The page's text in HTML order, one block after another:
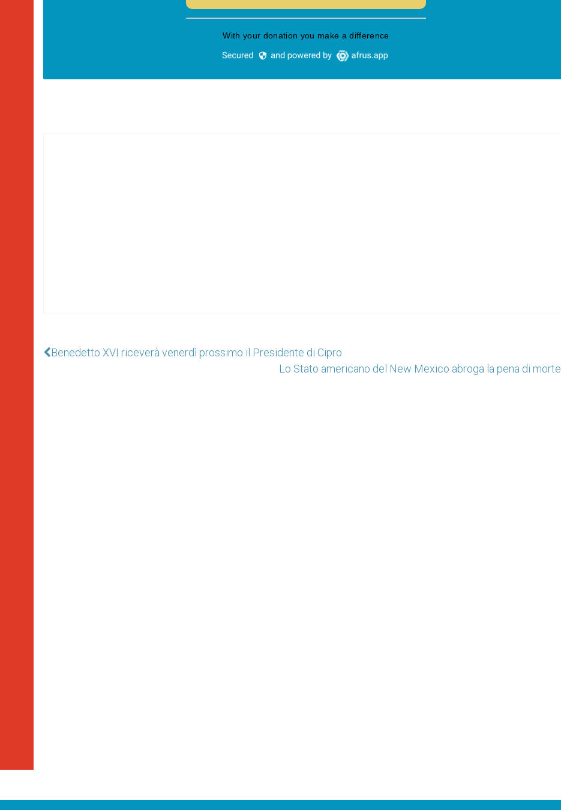
Benedetto XVI riceverà venerdì prossimo il Presidente di Cipro
Lo Stato americano del New Mexico abroga la pena di morte